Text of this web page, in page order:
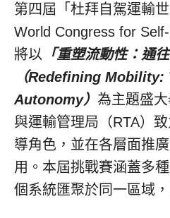
第四屆「杜拜自駕運輸
World Congress for Self-
將以 「重塑流動性：通
（Redefining Mobility:
Autonomy） 為主題盛
與運輸管理局（RTA）
導角色，並在各層面推
用。本屆挑戰賽涵蓋多
個系統匯聚於同一區域